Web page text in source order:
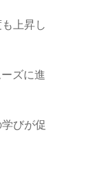
上昇し
ズに進
びが促